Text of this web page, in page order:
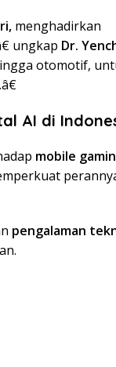
menghadirkan
ungkap Dr.
otomotif,
AI di
mobile
pengalaman